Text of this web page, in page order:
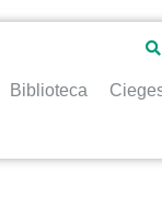
Biblioteca